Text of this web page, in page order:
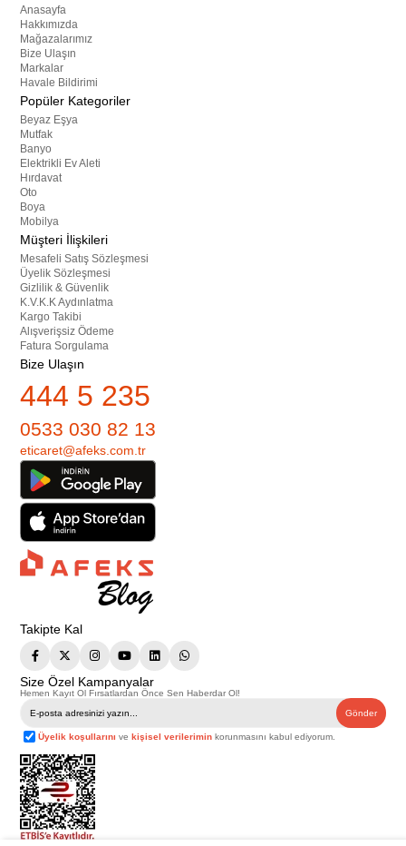
Anasayfa
Hakkımızda
Mağazalarımız
Bize Ulaşın
Markalar
Havale Bildirimi
Popüler Kategoriler
Beyaz Eşya
Mutfak
Banyo
Elektrikli Ev Aleti
Hırdavat
Oto
Boya
Mobilya
Müşteri İlişkileri
Mesafeli Satış Sözleşmesi
Üyelik Sözleşmesi
Gizlilik & Güvenlik
K.V.K.K Aydınlatma
Kargo Takibi
Alışverişsiz Ödeme
Fatura Sorgulama
Bize Ulaşın
444 5 235
0533 030 82 13
eticaret@afeks.com.tr
Takipte Kal
Size Özel Kampanyalar
Hemen Kayıt Ol Fırsatlardan Önce Sen Haberdar Ol!
Gönder
Üyelik koşullarını vekişisel verilerimin korunmasını kabul ediyorum.